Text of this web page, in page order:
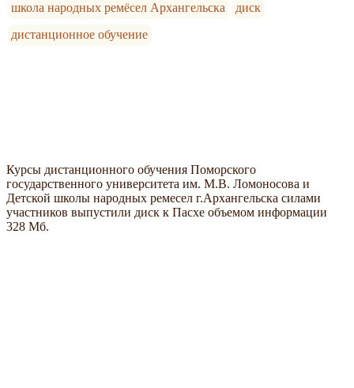
школа народных ремёсел Архангельска
диск
дистанционное обучение
Курсы дистанционного обучения Поморского
государственного университета им. М.В. Ломоносова и
Детской школы народных ремесел г.Архангельска силами
участников выпустили диск к Пасхе объемом информации
328 Мб.